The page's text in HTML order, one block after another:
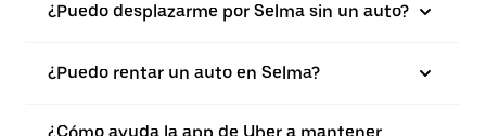
¿Puedo desplazarme por Selma sin un auto?
¿Puedo rentar un auto en Selma?